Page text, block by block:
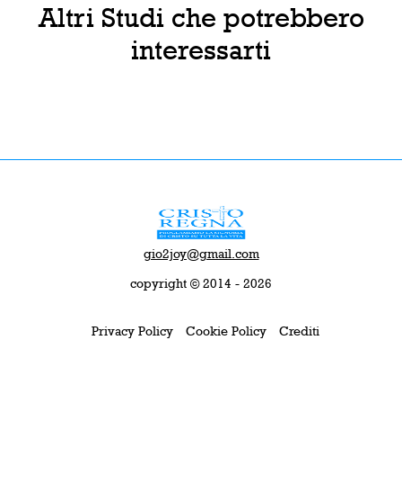
Altri Studi che potrebbero
interessarti
gio2joy@gmail.com
copyright © 2014 - 2026
Privacy Policy Cookie Policy Crediti